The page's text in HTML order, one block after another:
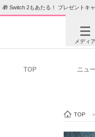
🎁 Switch 2もあたる！ プレゼントキ
メディア
ビ
TOP ニュ
TOP >